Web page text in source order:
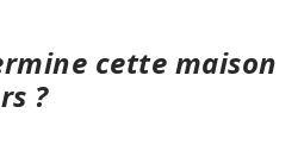
cette maison
?